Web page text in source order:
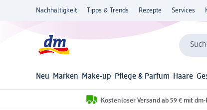
Nachhaltigkeit Tipps & Trends Rezepte Services
Neu Marken Make-up Pflege & Parfum Haare
Kostenloser Versand ab 59 € mit